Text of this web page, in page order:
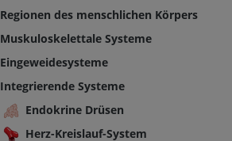
Regionen des menschlichen Körpers
Muskuloskelettale Systeme
Eingeweidesysteme
Integrierende Systeme
Endokrine Drüsen
Herz-Kreislauf-System